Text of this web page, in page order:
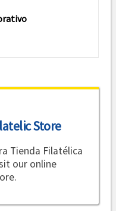
Store
Tienda Filatélica
our online